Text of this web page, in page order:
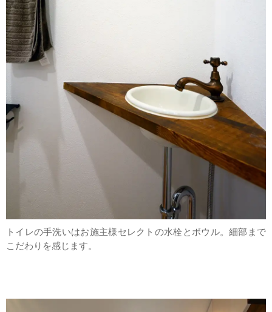
トイレの手洗いはお施主様セレクトの水栓とボウル。細部まで
こだわりを感じます。